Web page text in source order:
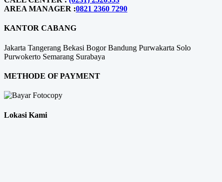
AREA MANAGER :0821 2360 7290
KANTOR CABANG
Jakarta Tangerang Bekasi BogorBandung Purwakarta Solo
Purwokerto Semarang Surabaya
METHODE OF PAYMENT
Lokasi Kami